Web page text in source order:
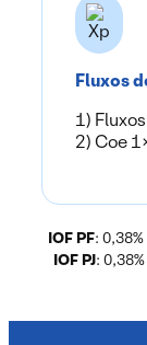
Fluxos
1)
2) Coe
IOF PF:
IOF PJ: